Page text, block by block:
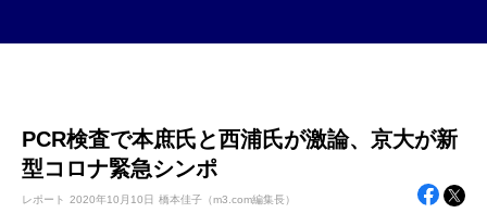
PCR検査で本庶氏と西浦氏が激論、京大が新
型コロナ緊急シンポ
レポート 2020年10月10日 橋本佳子（m3.com編集長）